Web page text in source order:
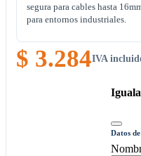
segura para cables hasta
para entornos industriales.
$ 3.284IVA
Datos